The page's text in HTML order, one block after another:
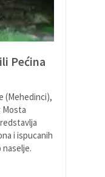
Pećina
(Mehedinci),
Mosta
i ispucanih